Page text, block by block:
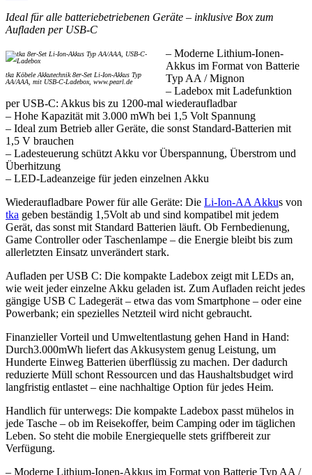
Ideal für alle batteriebetriebenen Geräte – inklusive Box zum
Aufladen per USB-C
tka Köbele Akkutechnik 8er-Set Li-Ion-Akkus Typ
AA/AAA, mit USB-C-Ladebox, www.pearl.de
– Moderne Lithium-Ionen-
Akkus im Format von Batterie
Typ AA / Mignon
– Ladebox mit Ladefunktion
per USB-C: Akkus bis zu 1200-mal wiederaufladbar
– Hohe Kapazität mit 3.000 mWh bei 1,5 Volt Spannung
– Ideal zum Betrieb aller Geräte, die sonst Standard-Batterien mit
1,5 V brauchen
– Ladesteuerung schützt Akku vor Überspannung, Überstrom und
Überhitzung
– LED-Ladeanzeige für jeden einzelnen Akku
Wiederaufladbare Power für alle Geräte: Die Li-Ion-AA Akkus von
tka geben beständig 1,5Volt ab und sind kompatibel mit jedem
Gerät, das sonst mit Standard Batterien läuft. Ob Fernbedienung,
Game Controller oder Taschenlampe – die Energie bleibt bis zum
allerletzten Einsatz unverändert stark.
Aufladen per USB C: Die kompakte Ladebox zeigt mit LEDs an,
wie weit jeder einzelne Akku geladen ist. Zum Aufladen reicht jedes
gängige USB C Ladegerät – etwa das vom Smartphone – oder eine
Powerbank; ein spezielles Netzteil wird nicht gebraucht.
Finanzieller Vorteil und Umweltentlastung gehen Hand in Hand:
Durch3.000mWh liefert das Akkusystem genug Leistung, um
Hunderte Einweg Batterien überflüssig zu machen. Der dadurch
reduzierte Müll schont Ressourcen und das Haushaltsbudget wird
langfristig entlastet – eine nachhaltige Option für jedes Heim.
Handlich für unterwegs: Die kompakte Ladebox passt mühelos in
jede Tasche – ob im Reisekoffer, beim Camping oder im täglichen
Leben. So steht die mobile Energiequelle stets griffbereit zur
Verfügung.
– Moderne Lithium-Ionen-Akkus im Format von Batterie Typ AA /